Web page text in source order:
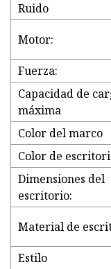
Ruido
Motor:
Fuerza:
Capacidad de
máxima
Color del marco
Color de
Dimensiones del
escritorio:
Material de
Estilo